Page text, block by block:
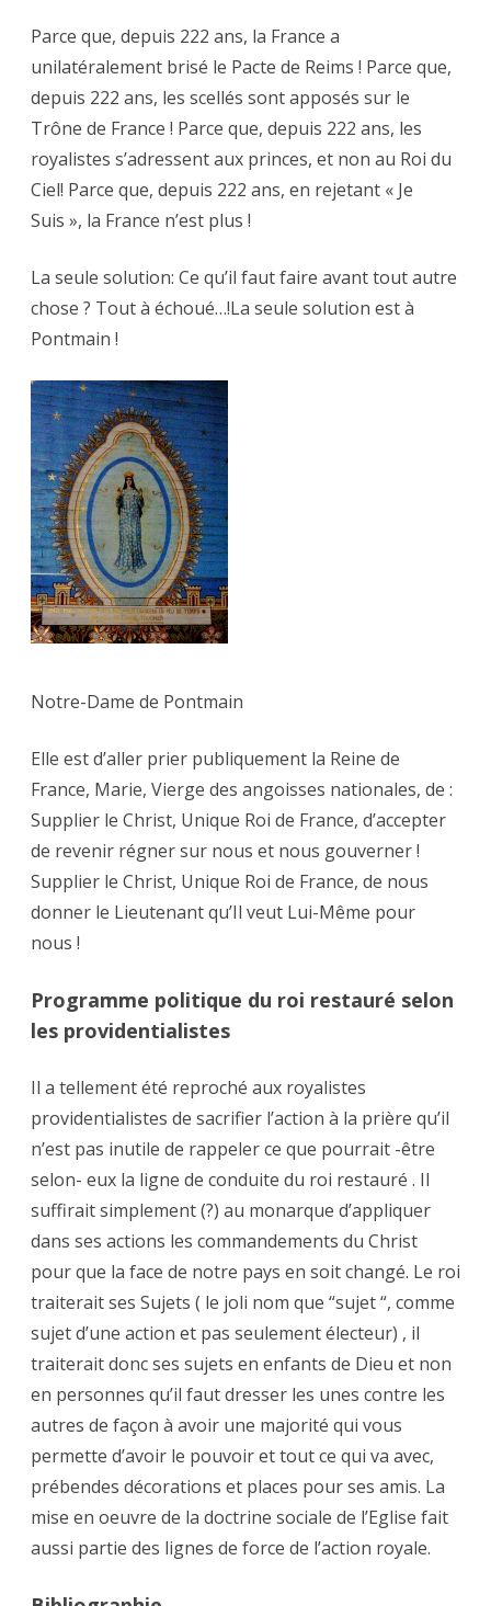
Parce que, depuis 222 ans, la France a
unilatéralement brisé le Pacte de Reims ! Parce que,
depuis 222 ans, les scellés sont apposés sur le
Trône de France ! Parce que, depuis 222 ans, les
royalistes s’adressent aux princes, et non au Roi du
Ciel! Parce que, depuis 222 ans, en rejetant « Je
Suis », la France n’est plus !
La seule solution: Ce qu’il faut faire avant tout autre
chose ? Tout à échoué…!La seule solution est à
Pontmain !
Notre-Dame de Pontmain
Elle est d’aller prier publiquement la Reine de
France, Marie, Vierge des angoisses nationales, de :
Supplier le Christ, Unique Roi de France, d’accepter
de revenir régner sur nous et nous gouverner !
Supplier le Christ, Unique Roi de France, de nous
donner le Lieutenant qu’Il veut Lui-Même pour
nous !
Programme politique du roi restauré selon
les providentialistes
Il a tellement été reproché aux royalistes
providentialistes de sacrifier l’action à la prière qu’il
n’est pas inutile de rappeler ce que pourrait -être
selon- eux la ligne de conduite du roi restauré . Il
suffirait simplement (?) au monarque d’appliquer
dans ses actions les commandements du Christ
pour que la face de notre pays en soit changé. Le roi
traiterait ses Sujets ( le joli nom que “sujet “, comme
sujet d’une action et pas seulement électeur) , il
traiterait donc ses sujets en enfants de Dieu et non
en personnes qu’il faut dresser les unes contre les
autres de façon à avoir une majorité qui vous
permette d’avoir le pouvoir et tout ce qui va avec,
prébendes décorations et places pour ses amis. La
mise en oeuvre de la doctrine sociale de l’Eglise fait
aussi partie des lignes de force de l’action royale.